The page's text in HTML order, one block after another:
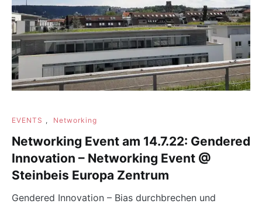
EVENTS , Networking
Networking Event am 14.7.22: Gendered
Innovation – Networking Event @
Steinbeis Europa Zentrum
Gendered Innovation – Bias durchbrechen und